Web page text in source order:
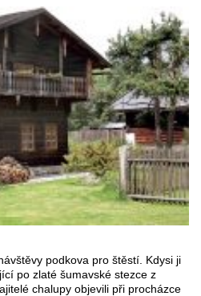
podkova pro štěstí. Kdysi ji
po zlaté šumavské stezce z
chalupy objevili při procházce